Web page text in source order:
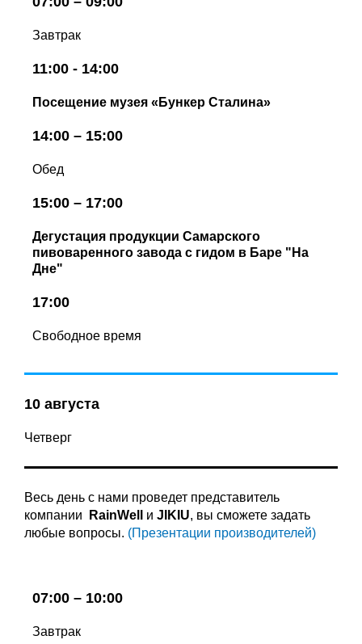
Завтрак
11:00 - 14:00
Посещение музея «Бункер Сталина»
14:00 – 15:00
Обед
15:00 – 17:00
Дегустация продукции Самарского
пивоваренного завода с гидом в Баре "На
Дне"
17:00
Свободное время
10 августа
Четверг
Весь день с нами проведет представитель
компании
RainWell и JIKIU, вы сможете задать
любые вопросы. (Презентации производителей)
07:00 – 10:00
Завтрак